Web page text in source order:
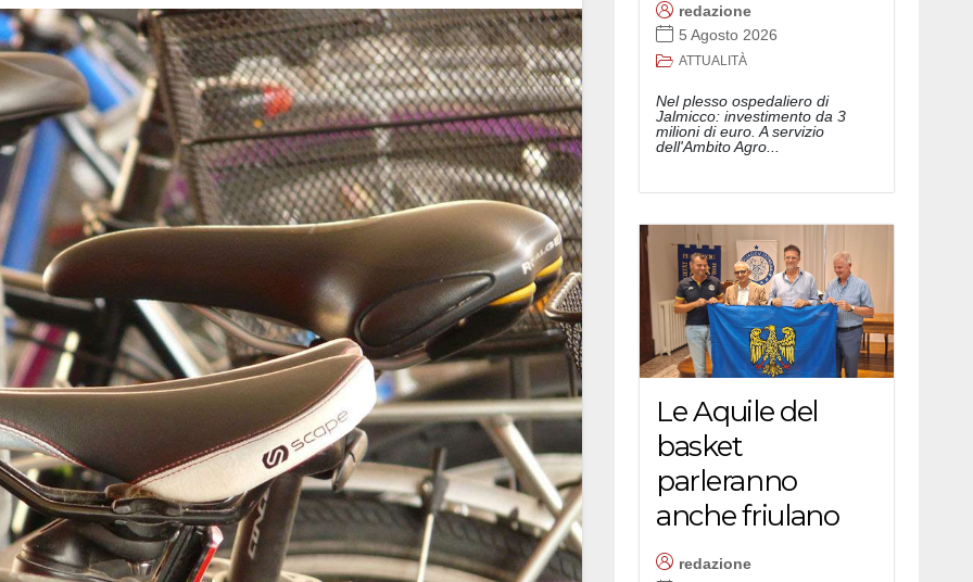
redazione
5 Agosto 2026
ATTUALITÀ
Nel plesso ospedaliero di
Jalmicco: investimento da 3
milioni di euro. A servizio
dell'Ambito Agro...
Le Aquile del
basket
parleranno
anche friulano
redazione